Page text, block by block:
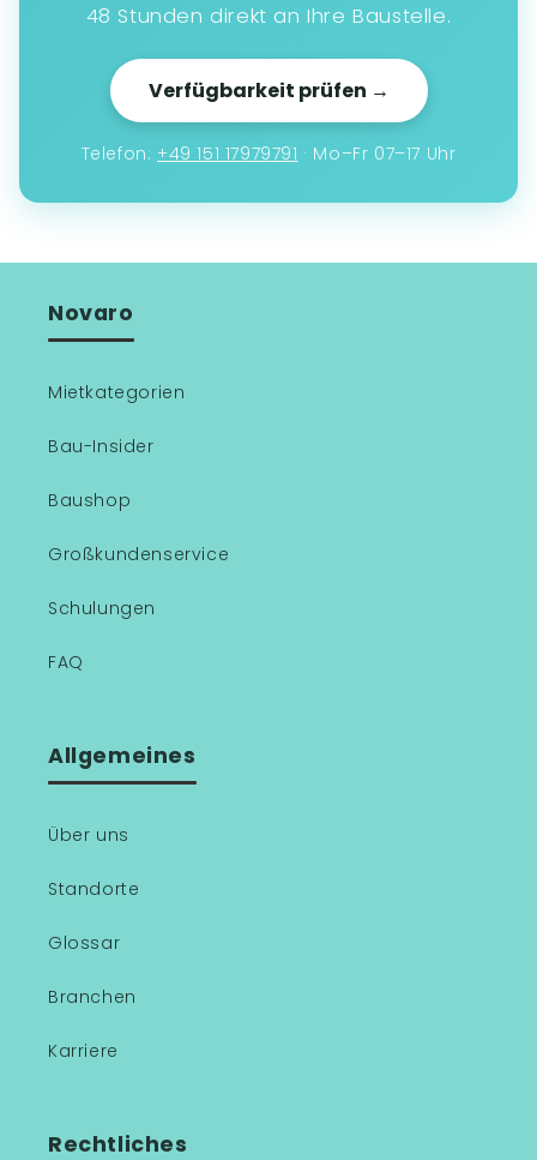
48 Stunden direkt an Ihre Baustelle.
Verfügbarkeit prüfen →
Telefon: +49 151 17979791 · Mo–Fr 07–17 Uhr
Novaro
Mietkategorien
Bau-Insider
Baushop
Großkundenservice
Schulungen
FAQ
Allgemeines
Über uns
Standorte
Glossar
Branchen
Karriere
Rechtliches